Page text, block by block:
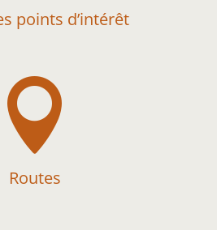
points d’intérêt

Routes